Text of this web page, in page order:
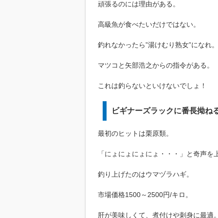
頑張るのには理由がある。
高級魚が食べたいだけではない。
釣れなかったら”湯けむり熟女”になれ。
マツコと矢部浩之からの指令がある。
これは釣らないといけないでしょ！
ビギナーズラックに番長拗ね
最初のヒットは栗原類。
「にょにょにょにょ・・・」と奇声を
釣り上げたのはウマヅラハギ。
市場価格1500～2500円/キロ。
肝が美味しくて、煮付けや刺身に最適。